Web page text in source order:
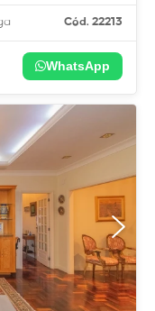
Cód. 22213
WhatsApp